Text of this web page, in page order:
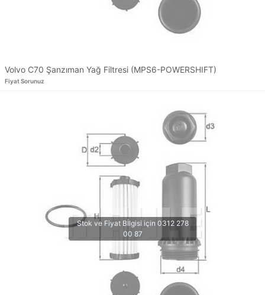
Volvo C70 Şanzıman Yağ Filtresi (MPS6-POWERSHIFT)
Fiyat Sorunuz